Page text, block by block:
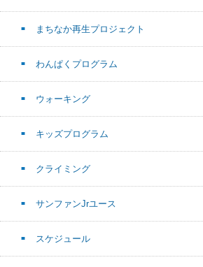
まちなか再生プロジェクト
わんぱくプログラム
ウォーキング
キッズプログラム
クライミング
サンファンJrユース
スケジュール